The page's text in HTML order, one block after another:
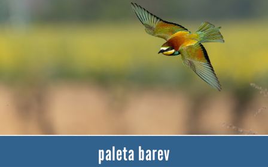
Zapomněli jste heslo?
Měli jste účet na starém webu?
paleta barev